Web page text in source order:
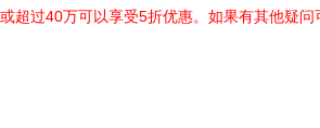
或超过40万可以享受5折优惠。如果有其他疑